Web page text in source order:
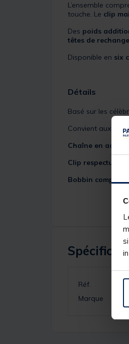
L’ensemble
touche. Le clip
Des poids
têtes de rechange
Disponible en six
Détails
Basé sur les
Convient aux
Chaîne en acier
Clip respectueux
Bobbin complet
Réf.
Marque